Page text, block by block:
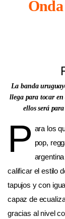
La banda
llega para tocar en
ellos será
P ara los
pop,
calificar el estilo
tapujos y con
capaz de
gracias al nivel